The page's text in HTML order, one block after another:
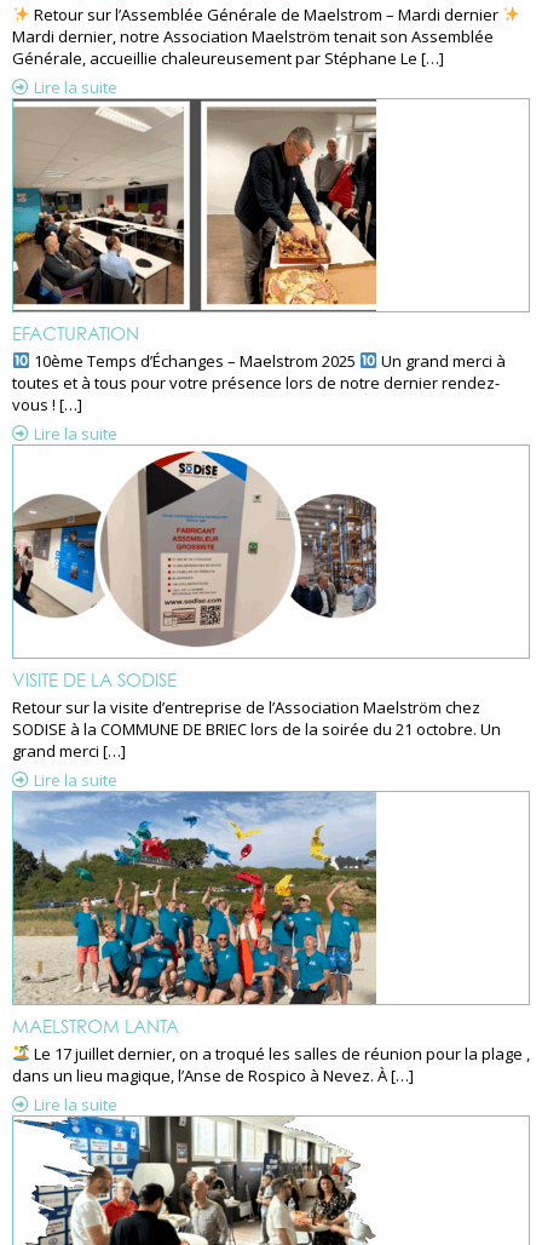
Retour sur l’Assemblée Générale de Maelstrom – Mardi dernier
Mardi dernier, notre Association Maelström tenait son Assemblée
Générale, accueillie chaleureusement par Stéphane Le […]
Lire la suite
EFACTURATION
10ème Temps d’Échanges – Maelstrom 2025
Un grand merci à
toutes et à tous pour votre présence lors de notre dernier rendez-
vous ! […]
Lire la suite
VISITE DE LA SODISE
Retour sur la visite d’entreprise de l’Association Maelström chez
SODISE à la COMMUNE DE BRIEC lors de la soirée du 21 octobre. Un
grand merci […]
Lire la suite
MAELSTROM LANTA
Le 17 juillet dernier, on a troqué les salles de réunion pour la plage ,
dans un lieu magique, l’Anse de Rospico à Nevez. À […]
Lire la suite